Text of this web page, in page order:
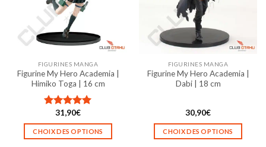
peuvent
être
choisies
sur
page
peuvent
être
choisies
sur
page
du
FIGURINES MANGA
Figurine My Hero Academia |
Himiko Toga | 16 cm
Note5.00
sur 5
31,90€
CHOIX DES OPTIONS
FIGURINES MANGA
Figurine My Hero Academia |
Dabi | 18 cm
30,90€
CHOIX DES OPTIONS